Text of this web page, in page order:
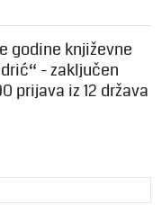
godine književne
- zaključen
prijava iz 12 država